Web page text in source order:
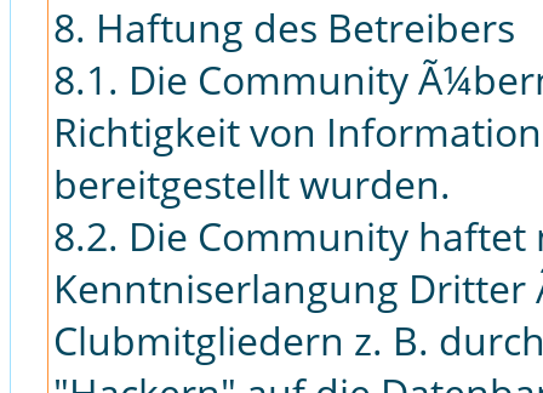
8. Haftung des Betreibers
8.1. Die Community
Richtigkeit von
bereitgestellt wurden.
8.2. Die Community
Kenntniserlangung
Clubmitgliedern z. B.